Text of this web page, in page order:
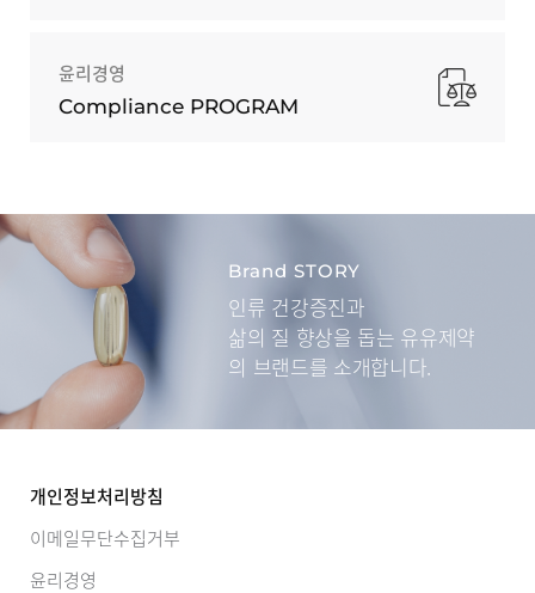
윤리경영
Compliance PROGRAM
Brand STORY
인류 건강증진과
삶의 질 향상을 돕는 유유제약
의 브랜드를 소개합니다.
개인정보처리방침
이메일무단수집거부
윤리경영